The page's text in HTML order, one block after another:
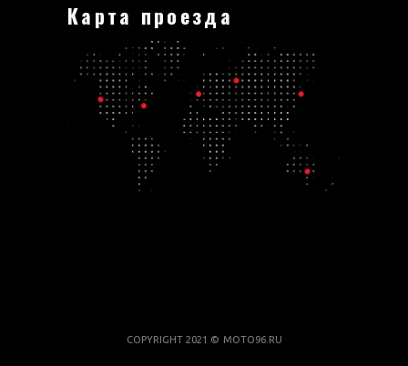
Карта проезда
COPYRIGHT 2021 © MOTO96.RU